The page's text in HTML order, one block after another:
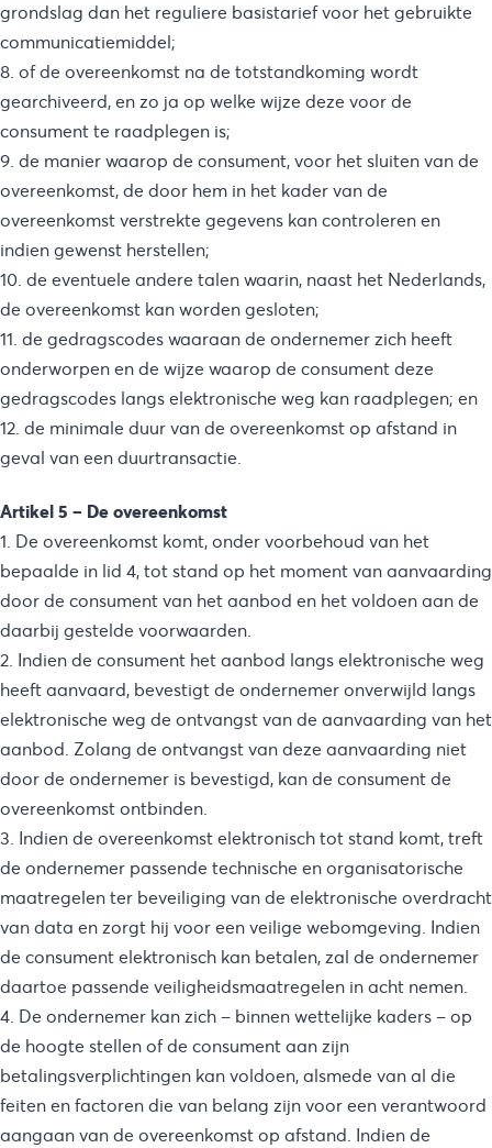
grondslag dan het reguliere basistarief voor het gebruikte
communicatiemiddel;
8. of de overeenkomst na de totstandkoming wordt
gearchiveerd, en zo ja op welke wijze deze voor de
consument te raadplegen is;
9. de manier waarop de consument, voor het sluiten van de
overeenkomst, de door hem in het kader van de
overeenkomst verstrekte gegevens kan controleren en
indien gewenst herstellen;
10. de eventuele andere talen waarin, naast het Nederlands,
de overeenkomst kan worden gesloten;
11. de gedragscodes waaraan de ondernemer zich heeft
onderworpen en de wijze waarop de consument deze
gedragscodes langs elektronische weg kan raadplegen; en
12. de minimale duur van de overeenkomst op afstand in
geval van een duurtransactie.
Artikel 5 – De overeenkomst
1. De overeenkomst komt, onder voorbehoud van het
bepaalde in lid 4, tot stand op het moment van aanvaarding
door de consument van het aanbod en het voldoen aan de
daarbij gestelde voorwaarden.
2. Indien de consument het aanbod langs elektronische weg
heeft aanvaard, bevestigt de ondernemer onverwijld langs
elektronische weg de ontvangst van de aanvaarding van het
aanbod. Zolang de ontvangst van deze aanvaarding niet
door de ondernemer is bevestigd, kan de consument de
overeenkomst ontbinden.
3. Indien de overeenkomst elektronisch tot stand komt, treft
de ondernemer passende technische en organisatorische
maatregelen ter beveiliging van de elektronische overdracht
van data en zorgt hij voor een veilige webomgeving. Indien
de consument elektronisch kan betalen, zal de ondernemer
daartoe passende veiligheidsmaatregelen in acht nemen.
4. De ondernemer kan zich – binnen wettelijke kaders – op
de hoogte stellen of de consument aan zijn
betalingsverplichtingen kan voldoen, alsmede van al die
feiten en factoren die van belang zijn voor een verantwoord
aangaan van de overeenkomst op afstand. Indien de